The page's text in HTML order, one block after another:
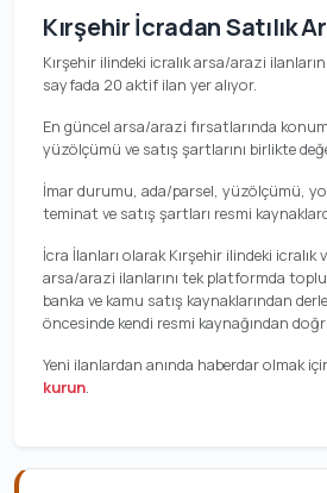
Kırşehir İcradan Satılık
Kırşehir ilindeki icralık arsa/arazi
sayfada 20 aktif ilan yer alıyor.
En güncel arsa/arazi fırsatlarında
yüzölçümü ve satış şartlarını birlikte
İmar durumu, ada/parsel, yüzölçümü,
teminat ve satış şartları resmi
İcra İlanları olarak Kırşehir ilindeki icralık
arsa/arazi ilanlarını tek platformda
banka ve kamu satış kaynaklarından
öncesinde kendi resmi kaynağından
Yeni ilanlardan anında haberdar olmak
kurun.